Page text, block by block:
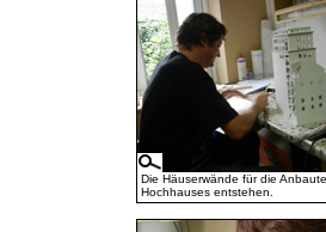
Die Häuserwände für die
Hochhauses entstehen.